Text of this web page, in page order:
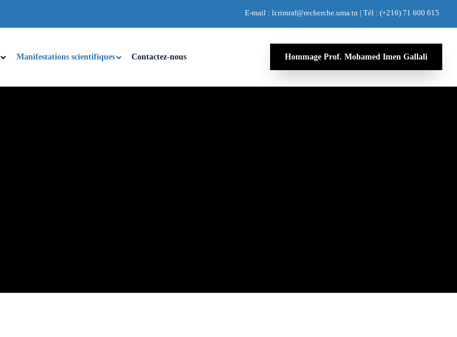
E-mail : lr.rimraf@recherche.uma.tn | Tél : (+216) 71 600 615
Hommage Prof. Mohamed Imen Gallali
Manifestations scientifiques Contactez-nous